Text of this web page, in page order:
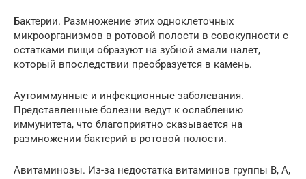
Бактерии. Размножение этих одноклеточных
микроорганизмов в ротовой полости в совокупности с
остатками пищи образуют на зубной эмали налет,
который впоследствии преобразуется в камень.
Аутоиммунные и инфекционные заболевания.
Представленные болезни ведут к ослаблению
иммунитета, что благоприятно сказывается на
размножении бактерий в ротовой полости.
Авитаминозы. Из-за недостатка витаминов группы В, А,